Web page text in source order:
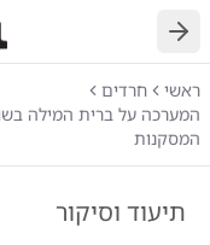
חזרה
ראשי
חרדים
המערכה על ברית המילה
המסקנות
תיעוד וסיקור